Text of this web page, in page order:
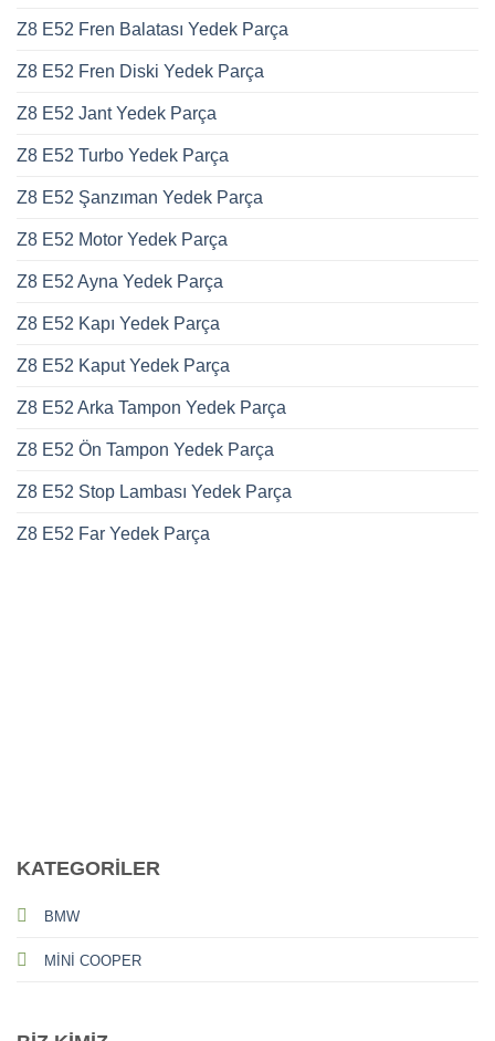
Z8 E52 Fren Balatası Yedek Parça
Z8 E52 Fren Diski Yedek Parça
Z8 E52 Jant Yedek Parça
Z8 E52 Turbo Yedek Parça
Z8 E52 Şanzıman Yedek Parça
Z8 E52 Motor Yedek Parça
Z8 E52 Ayna Yedek Parça
Z8 E52 Kapı Yedek Parça
Z8 E52 Kaput Yedek Parça
Z8 E52 Arka Tampon Yedek Parça
Z8 E52 Ön Tampon Yedek Parça
Z8 E52 Stop Lambası Yedek Parça
Z8 E52 Far Yedek Parça
KATEGORİLER
BMW
MİNİ COOPER